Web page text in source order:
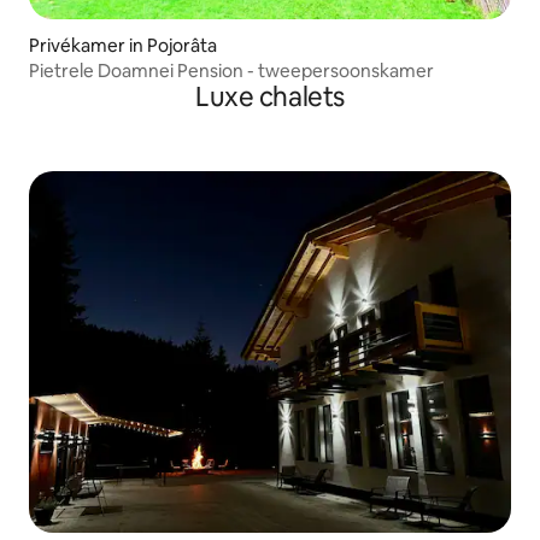
Privékamer in Pojorâta
Pietrele Doamnei Pension - tweepersoonskamer
Luxe chalets